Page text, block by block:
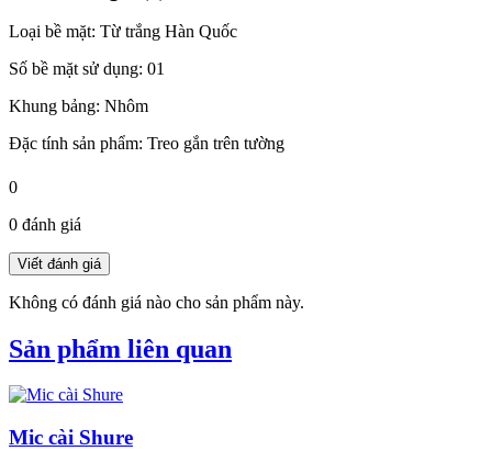
Loại bề mặt: Từ trắng Hàn Quốc
Số bề mặt sử dụng: 01
Khung bảng: Nhôm
Đặc tính sản phẩm: Treo gắn trên tường
0
0 đánh giá
Không có đánh giá nào cho sản phẩm này.
Sản phẩm liên quan
Mic cài Shure